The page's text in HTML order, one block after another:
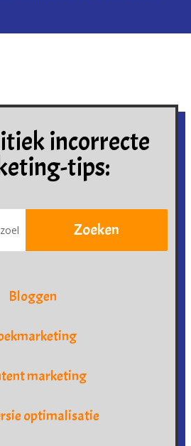
incorrecte
tips:
Bloggen
marketing
optimalisatie